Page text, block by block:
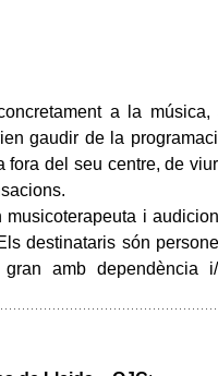
a la música,
gaudir de la
fora del seu centre, de
i
destinataris són
amb dependència